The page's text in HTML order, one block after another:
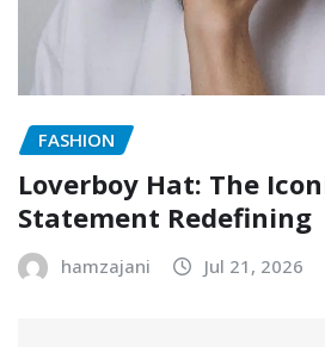
FASHION
Loverboy Hat: The
Statement Redefining
hamzajani Jul 21, 2026